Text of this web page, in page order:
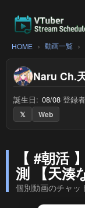
HOME 動画一覧
Naru Ch.
誕生日: 08/08 登録
𝕏
Web
【 #朝活
測 【天湊
個別動画のチャッ